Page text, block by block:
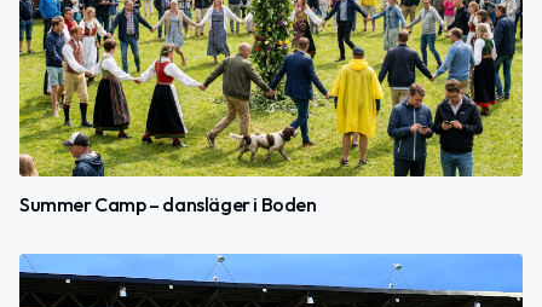
Summer Camp – dansläger i Boden